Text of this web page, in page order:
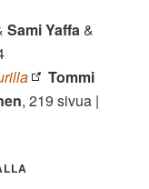
Sami Yaffa &
Tommi
, 219 sivua |